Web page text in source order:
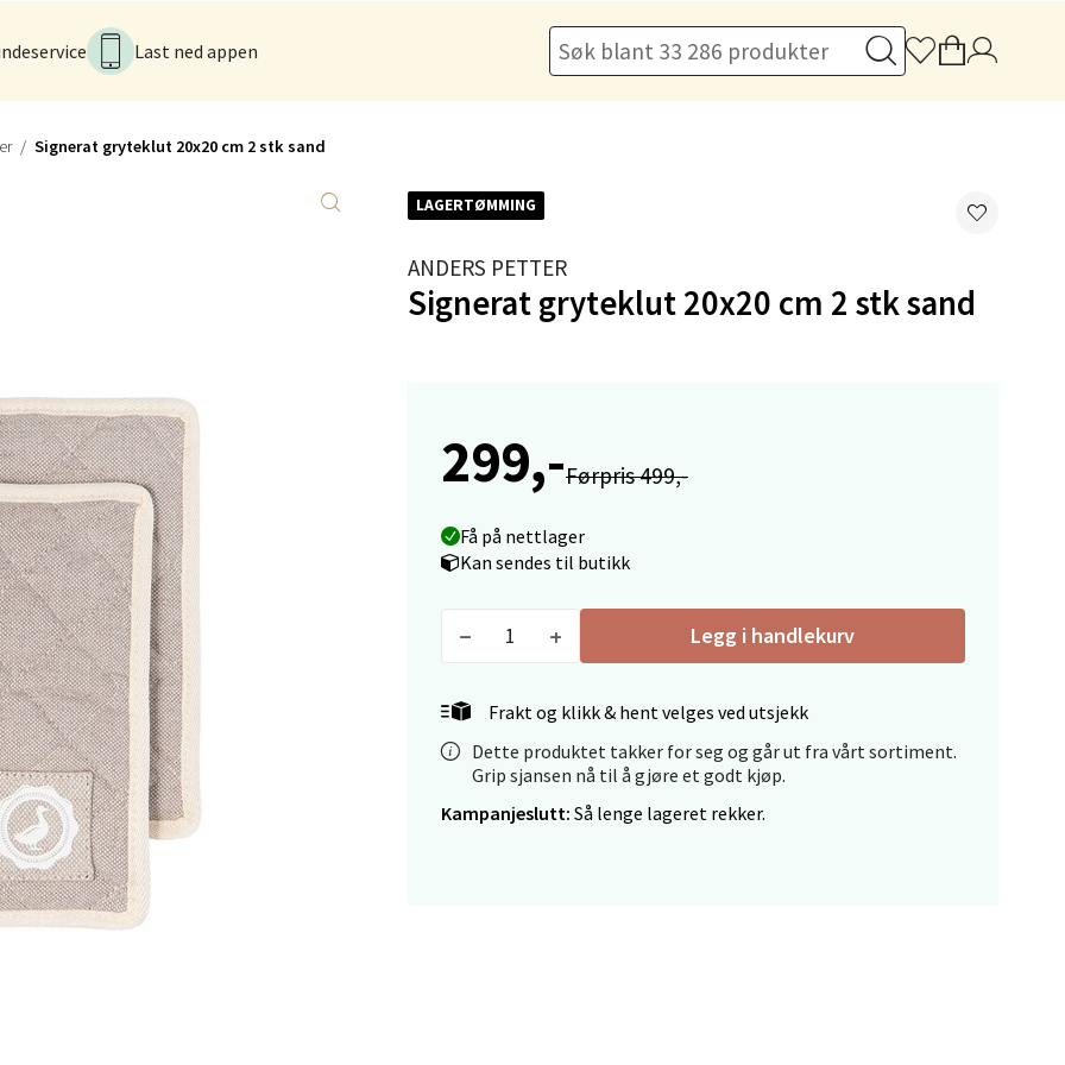
Last ned appen
Signerat gryteklut 20x20 cm 2 stk sand
LAGERTØMMING
ANDERS PETTER
Signerat gryteklut 20x20 cm 2 stk sand
299,-Førpris 499,-
Få på nettlager
Kan sendes til butikk
Legg i handlekurv
Frakt og klikk & hent velges ved utsjekk
Dette produktet takker for seg og går ut fra vårt sortiment.
Grip sjansen nå til å gjøre et godt kjøp.
Kampanjeslutt: Så lenge lageret rekker.
Velg
og Sandnes - Kvadrat
1, 5239 Bergen
10-21
Velg
- Markens
markensgate 25B, 4611 Kristiansand
09-18
Linderud
vei 38, 0594 Oslo
10-21